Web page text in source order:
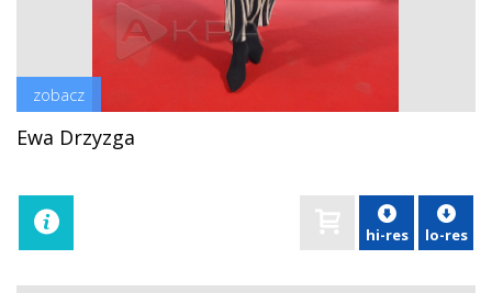
zobacz
Ewa Drzyzga
hi-res lo-res